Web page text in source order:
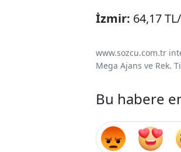
İzmir: 64,17
www.sozcu.com.tr
Mega Ajans ve Rek.
Bu habere